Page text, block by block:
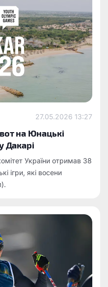
27.05.2026 13:27
на Юнацькі
Дакарі
України отримав 38
ігри, які восени